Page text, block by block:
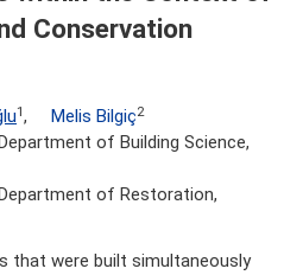
Conservation
1, Melis Bilgiç2
of Building Science,
Department of Restoration,
that were built simultaneously